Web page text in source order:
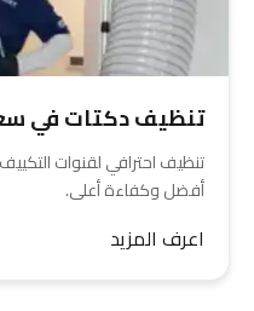
تنظيف دكتات في
تنظيف احترافي لقنوات
أفضل وكفاءة أعلى.
اعرف المزيد